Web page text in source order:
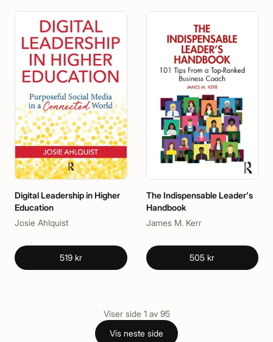
Digital Leadership in Higher
Education
Josie Ahlquist
519 kr
The Indispensable Leader's
Handbook
James M. Kerr
505 kr
Viser side 1 av 95
Vis neste side